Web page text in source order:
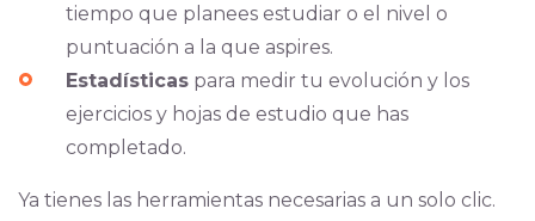
tiempo que planees estudiar o el nivel o
puntuación a la que aspires.
Estadísticaspara medir tu evolución y los
ejercicios y hojas de estudio que has
completado.
Ya tienes las herramientas necesarias a un solo clic.